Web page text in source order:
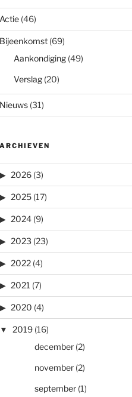
Actie(46)
Bijeenkomst(69)
Aankondiging(49)
Verslag(20)
Nieuws(31)
ARCHIEVEN
2026(3)
2025(17)
2024(9)
2023 (23)
2022(4)
2021 (7)
2020 (4)
2019(16)
december(2)
november(2)
september(1)